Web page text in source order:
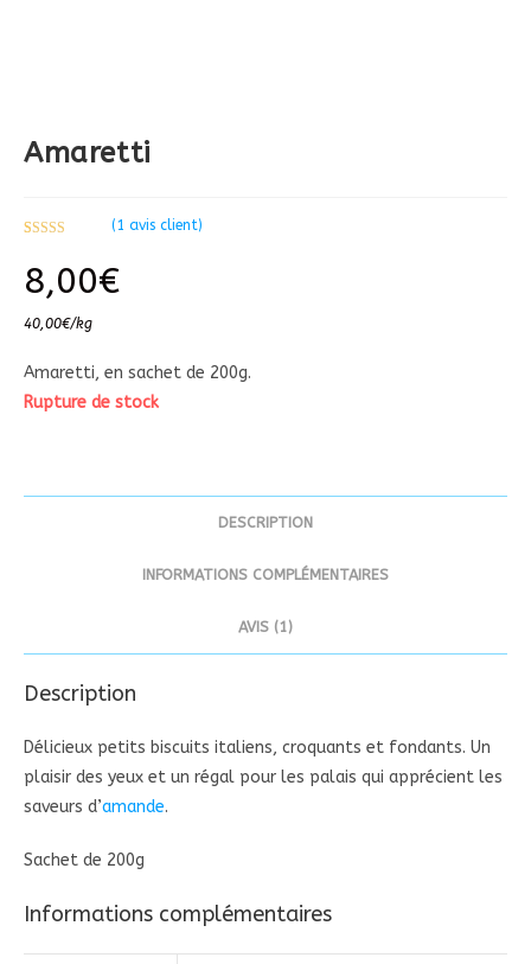
Amaretti
sur 5 basé
surnotation
client
(1 avis client)
8,00€
40,00€/kg
Amaretti, en sachet de 200g.
Rupture de stock
DESCRIPTION
INFORMATIONS COMPLÉMENTAIRES
AVIS (1)
Description
Délicieux petits biscuits italiens, croquants et fondants. Un
plaisir des yeux et un régal pour les palais qui apprécient les
saveurs d’amande.
Sachet de 200g
Informations complémentaires